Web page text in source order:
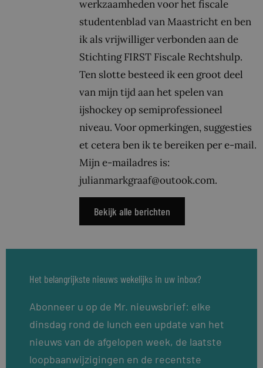
werkzaamheden voor het fiscale
studentenblad van Maastricht en ben
ik als vrijwilliger verbonden aan de
Stichting FIRST Fiscale Rechtshulp.
Ten slotte besteed ik een groot deel
van mijn tijd aan het spelen van
ijshockey op semiprofessioneel
niveau. Voor opmerkingen, suggesties
et cetera ben ik te bereiken per e-mail.
Mijn e-mailadres is:
julianmarkgraaf@outook.com.
Bekijk alle berichten
Het belangrijkste nieuws wekelijks in uw inbox?
Abonneer u op de Mr. nieuwsbrief: elke
dinsdag rond de lunch een update van het
nieuws van de afgelopen week, de laatste
loopbaanwijzigingen en de recentste